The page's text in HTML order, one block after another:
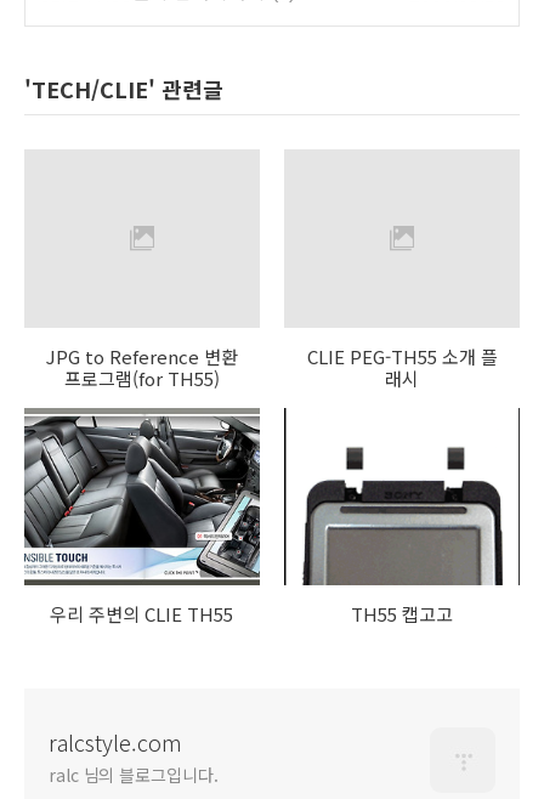
'TECH/CLIE' 관련글
JPG to Reference 변환
프로그램(for TH55)
CLIE PEG-TH55 소개 플
래시
우리 주변의 CLIE TH55 TH55 캡고고
ralcstyle.com
ralc 님의 블로그입니다.